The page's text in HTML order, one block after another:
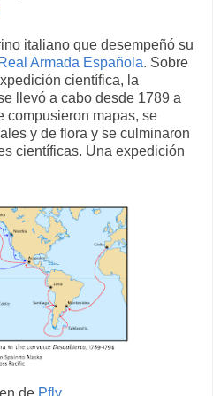
italiano que desempeñó su
Real Armada Española. Sobre
científica, la
llevó a cabo desde 1789 a
compusieron mapas, se
y de flora y se culminaron
científicas. Una expedición
de Pfly